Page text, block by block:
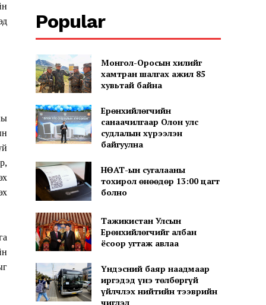
Popular
Монгол-Оросын хилийг
хамтран шалгах ажил 85
хувьтай байна
Ерөнхийлөгчийн
санаачилгаар Олон улс
судлалын хүрээлэн
байгуулна
НӨАТ-ын сугалааны
тохирол өнөөдөр 13:00 цагт
болно
Тажикистан Улсын
Ерөнхийлөгчийг албан
ёсоор угтаж авлаа
Үндэсний баяр наадмаар
иргэдэд үнэ төлбөргүй
үйлчлэх нийтийн тээврийн
чиглэл